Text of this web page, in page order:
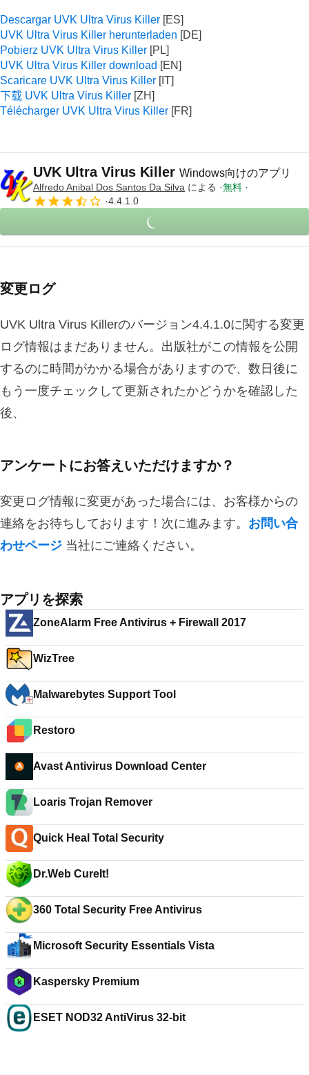
Descargar UVK Ultra Virus Killer
UVK Ultra Virus Killer herunterladen
Pobierz UVK Ultra Virus Killer
UVK Ultra Virus Killer download
Scaricare UVK Ultra Virus Killer
下载 UVK Ultra Virus Killer
Télécharger UVK Ultra Virus Killer
UVK Ultra Virus Killer Windows向けのアプリ
Alfredo Anibal Dos Santos Da Silva による
無料
4.4.1.0
変更ログ
UVK Ultra Virus Killerのバージョン4.4.1.0に関する変更
ログ情報はまだありません。出版社がこの情報を公開
するのに時間がかかる場合がありますので、数日後に
もう一度チェックして更新されたかどうかを確認した
後、
アンケートにお答えいただけますか？
変更ログ情報に変更があった場合には、お客様からの
連絡をお待ちしております！次に進みます。 お問い合
わせページ 当社にご連絡ください。
アプリを探索
ZoneAlarm Free Antivirus + Firewall 2017
WizTree
Malwarebytes Support Tool
Restoro
Avast Antivirus Download Center
Loaris Trojan Remover
Quick Heal Total Security
Dr.Web CureIt!
360 Total Security Free Antivirus
Microsoft Security Essentials Vista
Kaspersky Premium
ESET NOD32 AntiVirus 32-bit